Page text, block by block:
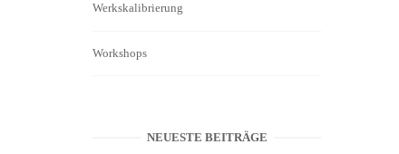
Werkskalibrierung
Workshops
NEUESTE BEITRÄGE